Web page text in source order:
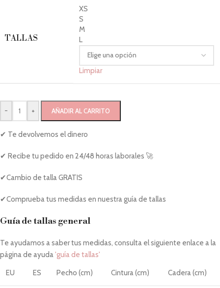
TALLAS
XS
S
M
L
Limpiar
- + AÑADIR AL CARRITO
✔ Te devolvemos el dinero
✔ Recibe tu pedido en 24/48 horas laborales 🚀
✔Cambio de talla GRATIS
✔Comprueba tus medidas en nuestra guía de tallas
Guía de tallas general
Te ayudamos a saber tus medidas, consulta el siguiente enlace a la
página de ayuda'guía de tallas'
EU ES Pecho (cm) Cintura (cm) Cadera (cm)